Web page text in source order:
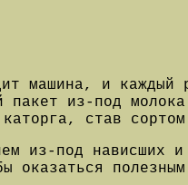
машина, и каждый
пакет из-под
став
из-под нависших
оказаться